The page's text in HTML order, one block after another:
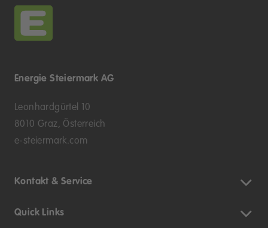
Energie Steiermark AG
Leonhardgürtel 10
8010 Graz, Österreich
e-steiermark.com
Kontakt & Service
Quick Links